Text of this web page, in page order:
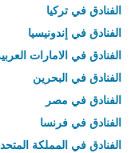
الفنادق في تركيا
الفنادق في إندونيسيا
الفنادق في الامارات
الفنادق في البحرين
الفنادق في مصر
الفنادق في فرنسا
الفنادق في المملكة